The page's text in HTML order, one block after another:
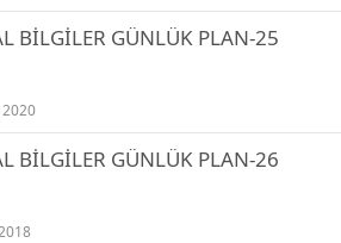
BİLGİLER GÜNLÜK PLAN-25
BİLGİLER GÜNLÜK PLAN-26